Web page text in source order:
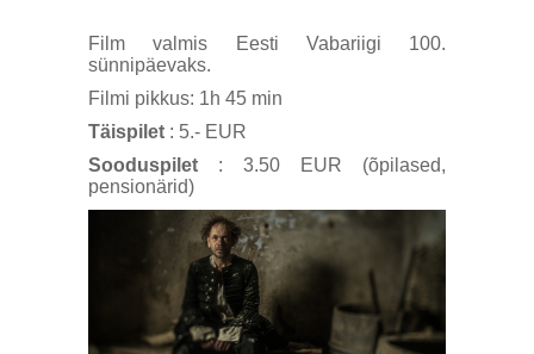
Film valmis Eesti Vabariigi 100.
sünnipäevaks.
Filmi pikkus: 1h 45 min
Täispilet : 5.- EUR
Sooduspilet : 3.50 EUR (õpilased,
pensionärid)